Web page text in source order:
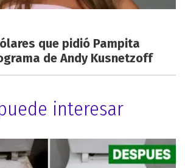
que pidió Pampita
de Andy Kusnetzoff
interesar